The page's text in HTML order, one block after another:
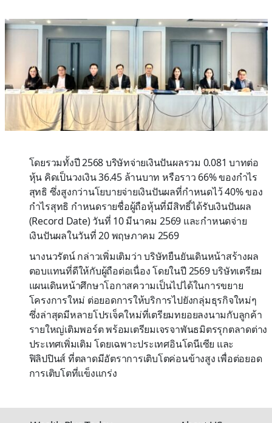
โดยรวมทั้งปี 2568 บริษัทจ่ายเงินปันผลรวม 0.081 บาทต่อ
หุ้น คิดเป็นวงเงิน 36.45 ล้านบาท หรือราว 66% ของกำไร
สุทธิ ซึ่งสูงกว่านโยบายจ่ายเงินปันผลที่กำหนดไว้ 40% ของ
กำไรสุทธิ กำหนดรายชื่อผู้ถือหุ้นที่มีสิทธิ์ได้รับเงินปันผล
(Record Date) วันที่ 10 มีนาคม 2569 และกำหนดจ่าย
เงินปันผลในวันที่ 20 พฤษภาคม 2569
นางนวรัตน์ กล่าวเพิ่มเติมว่า บริษัทยืนยันเดินหน้าสร้างผล
ตอบแทนที่ดีให้กับผู้ถือต่อเนื่อง โดยในปี 2569 บริษัทเตรียม
แผนเดินหน้าศึกษาโอกาสความเป็นไปได้ในการขยาย
โครงการใหม่ ต่อยอดการให้บริการไปยังกลุ่มธุรกิจใหม่ๆ
ซึ่งล่าสุดมีหลายโปรเจ็คใหม่ที่เตรียมทยอยลงนามกับลูกค้า
รายใหญ่เติมพอร์ต พร้อมเตรียมเจรจาพันธมิตรรุกตลาดต่าง
ประเทศเพิ่มเติม โดยเฉพาะประเทศอินโดนีเซีย และ
ฟิลิปปินส์ ที่ตลาดมีอัตราการเติบโตค่อนข้างสูง เพื่อต่อยอด
การเติบโตที่แข็งแกร่ง